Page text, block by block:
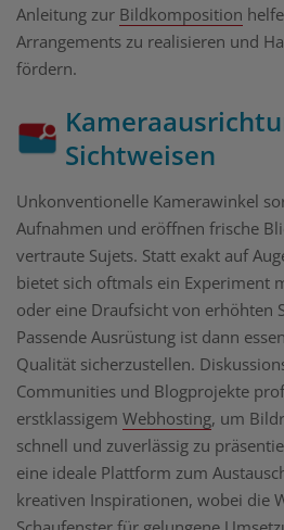
Anleitung zur Bildkomposition
Arrangements zu realisieren und
fördern.
Sichtweisen
Unkonventionelle Kamerawinkel
Aufnahmen und eröffnen frische
vertraute Sujets. Statt exakt auf
bietet sich oftmals ein Experiment
oder eine Draufsicht von erhöhten
Passende Ausrüstung ist dann
Qualität sicherzustellen.
Communities und Blogprojekte
erstklassigem Webhosting, um
schnell und zuverlässig zu
eine ideale Plattform zum
kreativen Inspirationen, wobei die